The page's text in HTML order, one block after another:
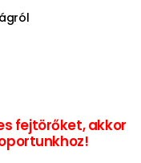
fejtörőket, akkor